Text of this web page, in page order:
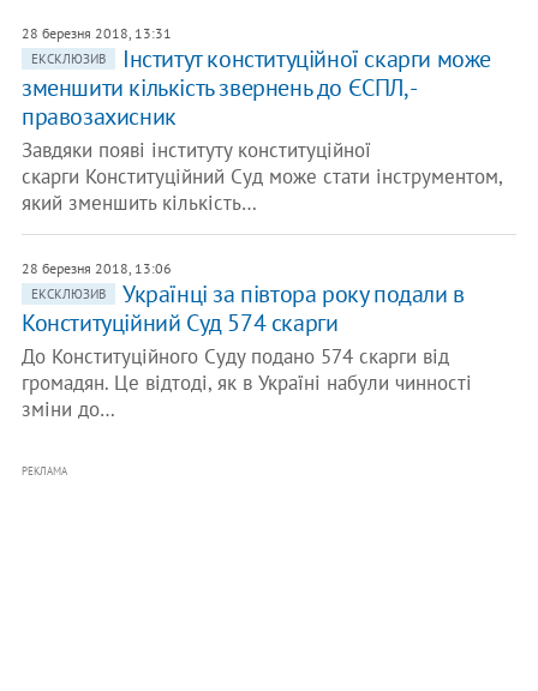
28 березня 2018, 13:31
ЕКСКЛЮЗИВ
Інститут конституційної скарги може
зменшити кількість звернень до ЄСПЛ, -
правозахисник
Завдяки появі інституту конституційної
скарги Конституційний Суд може стати інструментом,
який зменшить кількість…
28 березня 2018, 13:06
ЕКСКЛЮЗИВ
Українці за півтора року подали в
Конституційний Суд 574 скарги
До Конституційного Суду подано 574 скарги від
громадян. Це відтоді, як в Україні набули чинності
зміни до…
РЕКЛАМА